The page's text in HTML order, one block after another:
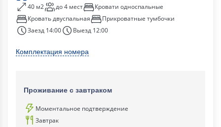
40 м2 до 4 мест
Кровати односпальные
Кровать двуспальная
Прикроватные тумбочки
Заезд 14:00
Выезд 12:00
Комплектация номера
Проживание с завтраком
Моментальное подтверждение
Завтрак